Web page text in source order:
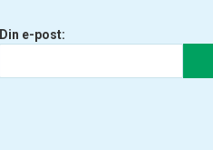
Din e-post: